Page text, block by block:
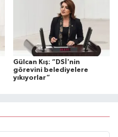
Gülcan Kış: “DSİ'nin
görevini belediyelere
yıkıyorlar”